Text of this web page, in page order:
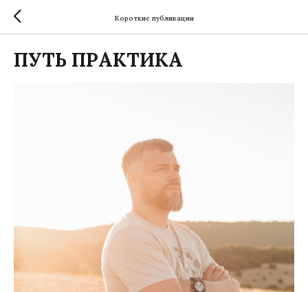
Короткие публикации
ПУТЬ ПРАКТИКА